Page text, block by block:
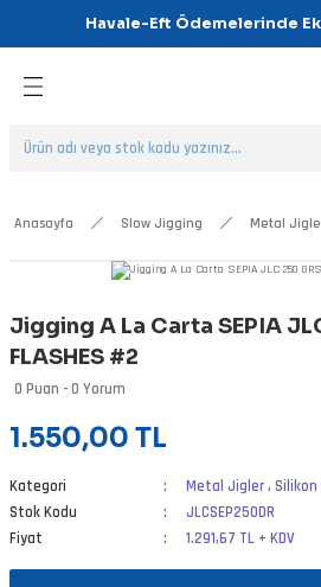
Havale-Eft Ödemelerinde
Geri Dön
Geri Dön
Geri Dön
Geri Dön
Geri Dön
Geri Dön
Anasayfa Slow Jigging Metal
Jigging A La Carta SEPIA
FLASHES #2
0 Puan - 0 Yorum
1.550,00 TL
Kategori Metal Jigler , Silikon
Stok Kodu
JLCSEP250DR
Fiyat
1.291,67 TL + KDV